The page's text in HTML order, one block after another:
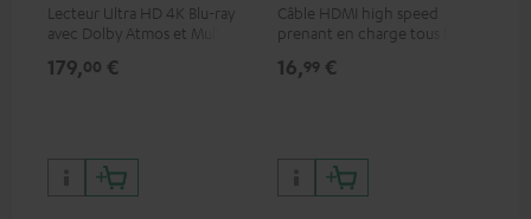
Lecteur Ultra HD 4K Blu-ray
avec Dolby Atmos et Multi
qualité d’image incroyable et
179,00 €
Câble HDMI high speed
prenant en charge tous les
50/60p et 4K 3D
16,99 €